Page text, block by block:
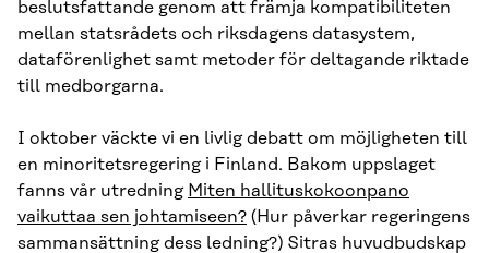
beslutsfattande genom att främja kompatibiliteten
mellan statsrådets och riksdagens datasystem,
dataförenlighet samt metoder för deltagande riktade
till medborgarna.
I oktober väckte vi en livlig debatt om möjligheten till
en minoritetsregering i Finland. Bakom uppslaget
fanns vår utredning Miten hallituskokoonpano
vaikuttaa sen johtamiseen? (Hur påverkar regeringens
sammansättning dess ledning?) Sitras huvudbudskap